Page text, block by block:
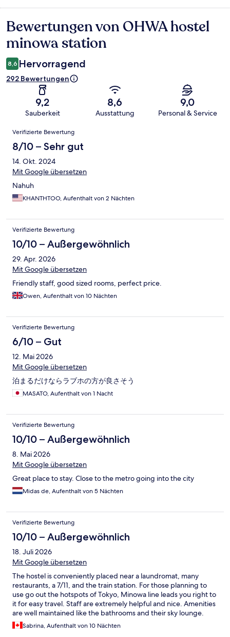
Bewertungen
Bewertungen von OHWA hostel
minowa station
8,6 Hervorragend
292 Bewertungen
9,2
Sauberkeit
8,6
Ausstattung
9,0
Personal & Service
Bewertungen
Verifizierte Bewertung
8/10 – Sehr gut
14. Okt. 2024
Mit Google übersetzen
Nahuh
KHANTHTOO, Aufenthalt von 2 Nächten
Verifizierte Bewertung
10/10 – Außergewöhnlich
29. Apr. 2026
Mit Google übersetzen
Friendly staff, good sized rooms, perfect price.
Owen, Aufenthalt von 10 Nächten
Verifizierte Bewertung
6/10 – Gut
12. Mai 2026
Mit Google übersetzen
泊まるだけならラブホの方が良さそう
MASATO, Aufenthalt von 1 Nacht
Verifizierte Bewertung
10/10 – Außergewöhnlich
8. Mai 2026
Mit Google übersetzen
Great place to stay. Close to the metro going into the city
Midas de, Aufenthalt von 5 Nächten
Verifizierte Bewertung
10/10 – Außergewöhnlich
18. Juli 2026
Mit Google übersetzen
The hostel is conveniently placed near a laundromat, many
restaurants, a 7/11, and the train station. For those planning to
use go out the hotspots of Tokyo, Minowa line leads you right to
it for easy travel. Staff are extremely helpful and nice. Amenities
are well maintained like the bathrooms and their sky lounge.
And for those travelling in the summer the rooms AC works
wonders
Sabrina, Aufenthalt von 10 Nächten